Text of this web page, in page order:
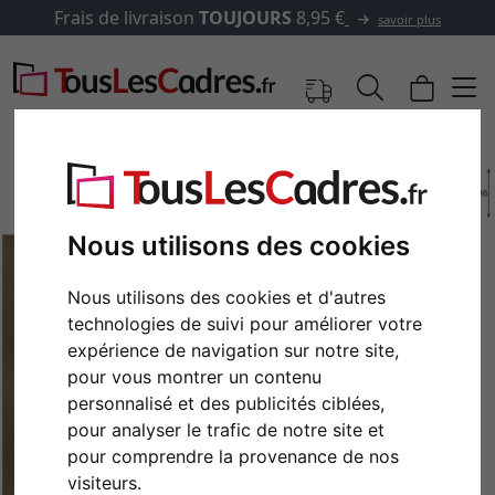
Nous utilisons des cookies
Nous utilisons des cookies et d'autres
technologies de suivi pour améliorer votre
expérience de navigation sur notre site,
pour vous montrer un contenu
personnalisé et des publicités ciblées,
pour analyser le trafic de notre site et
pour comprendre la provenance de nos
visiteurs.
Frais de livraison TOUJOURS 8,95 € savoir plus
Retour